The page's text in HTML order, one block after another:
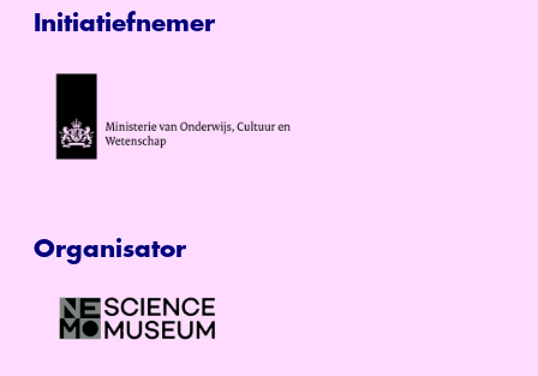
Initiatiefnemer
Organisator